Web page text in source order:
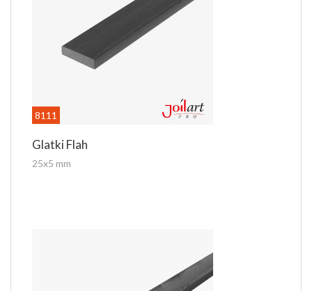
8111
Glatki Flah
25x5 mm